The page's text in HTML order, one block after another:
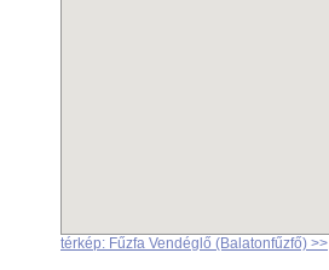
térkép: Fűzfa Vendéglő (Balatonfűzfő) >>